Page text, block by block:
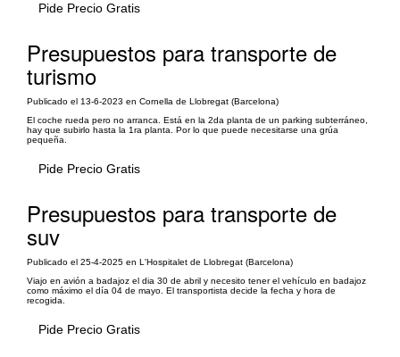
Pide Precio Gratis
Presupuestos para transporte de
turismo
Publicado el 13-6-2023 en Cornella de Llobregat (Barcelona)
El coche rueda pero no arranca. Está en la 2da planta de un parking subterráneo,
hay que subirlo hasta la 1ra planta. Por lo que puede necesitarse una grúa
pequeña.
Pide Precio Gratis
Presupuestos para transporte de
suv
Publicado el 25-4-2025 en L'Hospitalet de Llobregat (Barcelona)
Viajo en avión a badajoz el dia 30 de abril y necesito tener el vehículo en badajoz
como máximo el día 04 de mayo. El transportista decide la fecha y hora de
recogida.
Pide Precio Gratis